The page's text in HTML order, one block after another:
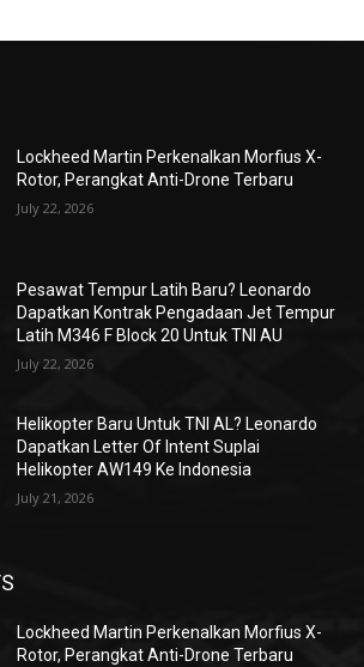
Lockheed Martin Perkenalkan Morfius X-
Rotor, Perangkat Anti-Drone Terbaru
July 22, 2026
Pesawat Tempur Latih Baru? Leonardo
Dapatkan Kontrak Pengadaan Jet Tempur
Latih M346 F Block 20 Untuk TNI AU
July 22, 2026
Helikopter Baru Untuk TNI AL? Leonardo
Dapatkan Letter Of Intent Suplai
Helikopter AW149 Ke Indonesia
July 21, 2026
Lockheed Martin Perkenalkan Morfius X-
Rotor, Perangkat Anti-Drone Terbaru